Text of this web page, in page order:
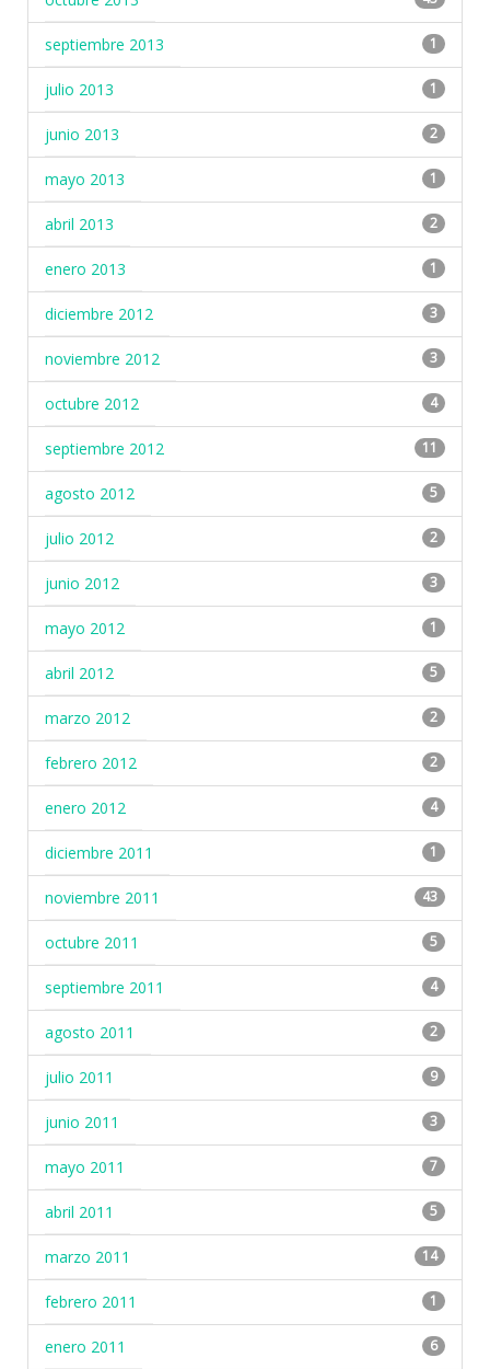
septiembre 2013 1
julio 2013 1
junio 2013 2
mayo 2013 1
abril 2013 2
enero 2013 1
diciembre 2012 3
noviembre 2012 3
octubre 2012 4
septiembre 2012 11
agosto 2012 5
julio 2012 2
junio 2012 3
mayo 2012 1
abril 2012 5
marzo 2012 2
febrero 2012 2
enero 2012 4
diciembre 2011 1
noviembre 2011 43
octubre 2011 5
septiembre 2011 4
agosto 2011 2
julio 2011 9
junio 2011 3
mayo 2011 7
abril 2011 5
marzo 2011 14
febrero 2011 1
enero 2011 6